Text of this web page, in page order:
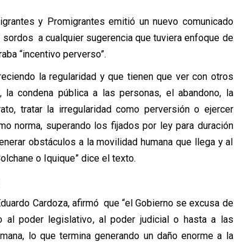
y Promigrantes emitió un nuevo comunicado
a cualquier sugerencia que tuviera enfoque de
“incentivo perverso”.
la regularidad y que tienen que ver con otros
condena pública a las personas, el abandono, la
tratar la irregularidad como perversión o ejercer
norma, superando los fijados por ley para duración
obstáculos a la movilidad humana que llega y al
o Iquique” dice el texto.
Cardoza, afirmó que “el Gobierno se excusa de
al poder legislativo, al poder judicial o hasta a las
lo que termina generando un daño enorme a la